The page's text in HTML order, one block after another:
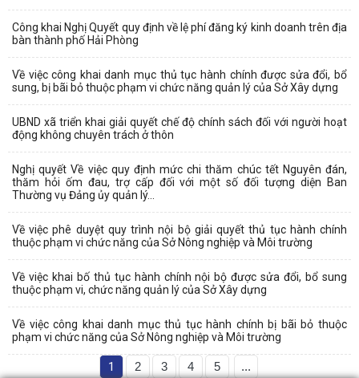
Công khai Nghị Quyết quy định về lệ phí đăng ký kinh doanh trên địa
bàn thành phố Hải Phòng
Về việc công khai danh mục thủ tục hành chính được sửa đổi, bổ
sung, bị bãi bỏ thuộc phạm vi chức năng quản lý của Sở Xây dựng
UBND xã triển khai giải quyết chế độ chính sách đối với người hoạt
động không chuyên trách ở thôn
Nghị quyết Về việc quy định mức chi thăm chúc tết Nguyên đán,
thăm hỏi ốm đau, trợ cấp đối với một số đối tượng diện Ban
Thường vụ Đảng ủy quản lý...
Về việc phê duyệt quy trình nội bộ giải quyết thủ tục hành chính
thuộc phạm vi chức năng của Sở Nông nghiệp và Môi trường
Về việc khai bố thủ tục hành chính nội bộ được sửa đổi, bổ sung
thuộc phạm vi, chức năng quản lý của Sở Xây dựng
Về việc công khai danh mục thủ tục hành chính bị bãi bỏ thuộc
phạm vi chức năng của Sở Nông nghiệp và Môi trường
1 2 3 4 5 ...